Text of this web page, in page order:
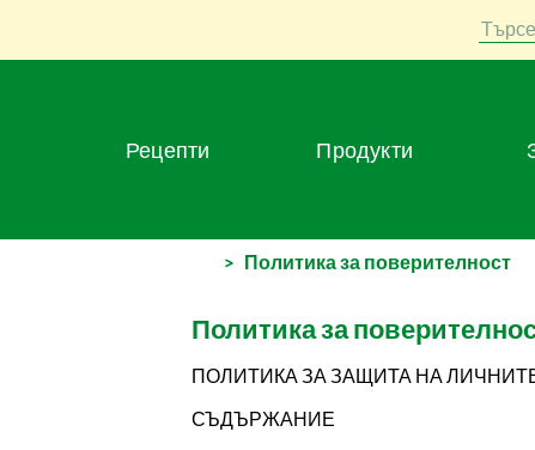
Рецепти Продукти
> Политика за поверителност
Политика за
ПОЛИТИКА ЗА ЗАЩИТА НА
СЪДЪРЖАНИЕ